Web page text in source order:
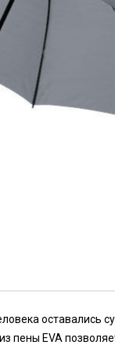
оставались
пены EVA